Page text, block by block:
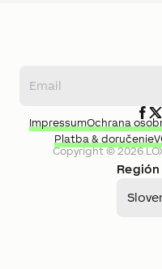
Región
Copyright ©2026
ImpressumOchrana
Platba & doručenie